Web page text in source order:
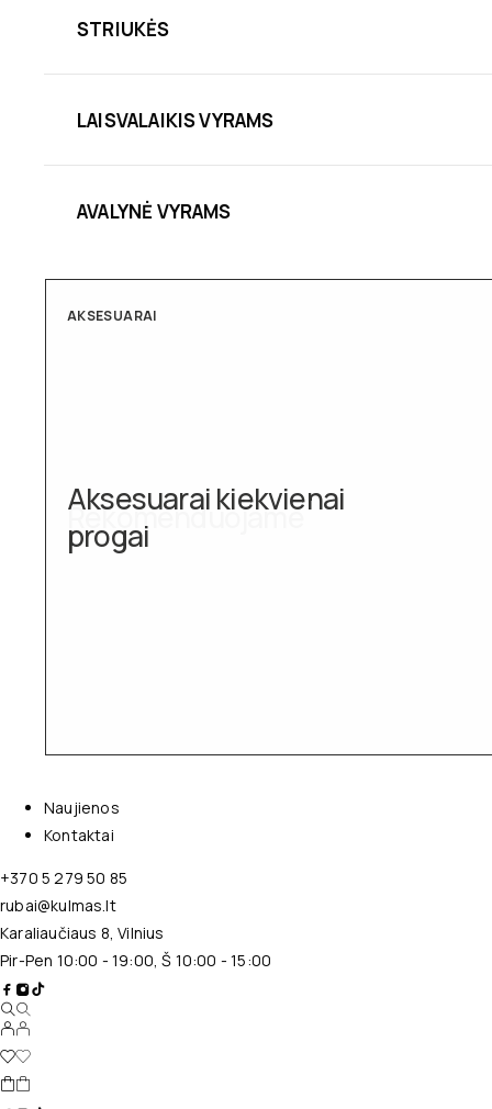
STRIUKĖS
LAISVALAIKIS VYRAMS
AVALYNĖ VYRAMS
AKSESUARAI
Aksesuarai kiekvienai
progai
Naujienos
Kontaktai
+370 5 279 50 85
rubai@kulmas.lt
Karaliaučiaus 8, Vilnius
Pir-Pen 10:00 - 19:00, Š 10:00 - 15:00